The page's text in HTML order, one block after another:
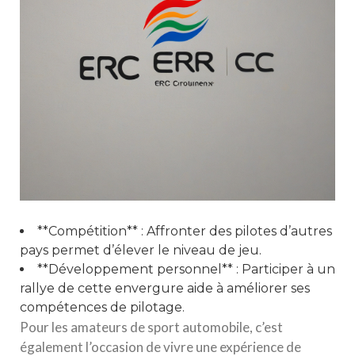
**Compétition** : Affronter des pilotes d’autres
pays permet d’élever le niveau de jeu.
**Développement personnel** : Participer à un
rallye de cette envergure aide à améliorer ses
compétences de pilotage.
Pour les amateurs de sport automobile, c’est
également l’occasion de vivre une expérience de